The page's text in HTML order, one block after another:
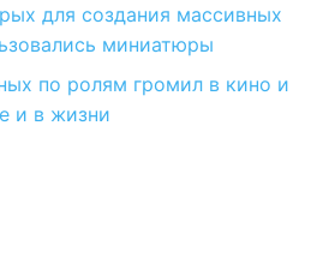
для создания массивных
миниатюры
по ролям громил в кино и
и в жизни